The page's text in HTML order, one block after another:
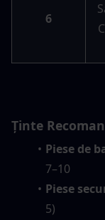
6
Ținte
Piese de
7–10
Piese
5)